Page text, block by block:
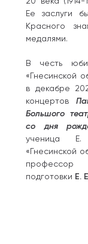
Ее заслуги
Красного
медалями.
В честь
«Гнесинской
в декабре
концертов
Большого
со дня
ученица Е.
«Гнесинской
профессор
подготовки Е.